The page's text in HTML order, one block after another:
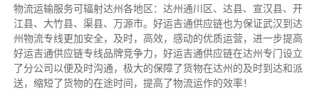
物流运输服务可辐射达州各地区：达州通川区、达县、宣汉县、开
江县、大竹县、渠县、万源市。好运吉通供应链也为保证武汉到达
州物流专线更加安全，及时，高效，感动的优质运营，进一步提高
好运吉通供应链专线品牌竞争力，好运吉通供应链在达州专门设立
了分公司以便及时沟通，极大的保障了货物在达州的及时到达和派
送，缩短了货物的在途时间，提高了物流运作的效率！